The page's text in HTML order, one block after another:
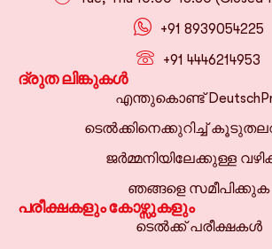
+91 8939054225
+91 4446214953
ദ്രുത ലിങ്കുകൾ
എന്തുകൊണ്ട്
ടെൽക്കിനെക്കുറിച്ച്
ജർമ്മനിയിലേക്കുള്ള
ഞങ്ങളെ സമീപിക്കുക
പരീക്ഷകളും കോഴ്സുകളും
ടെൽക്ക് പരീക്ഷകൾ